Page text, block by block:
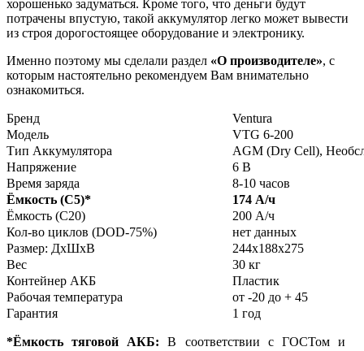
хорошенько задуматься. Кроме того, что деньги будут
потрачены впустую, такой аккумулятор легко может вывести
из строя дорогостоящее оборудование и электронику.
Именно поэтому мы сделали раздел «О производителе», с
которым настоятельно рекомендуем Вам внимательно
ознакомиться.
Бренд
Ventura
Модель
VTG 6-200
Тип Аккумулятора
AGM (Dry Cell),
Напряжение
6 В
Время заряда
8-10 часов
Ёмкость (С5)*
174 А/ч
Ёмкость (С20)
200 А/ч
Кол-во циклов (DOD-75%)
нет данных
Размер: ДхШхВ
244x188x275
Вес
30 кг
Контейнер АКБ
Пластик
Рабочая температура
от -20 до + 45
Гарантия
1 год
*Ёмкость тяговой АКБ:В соответствии с ГОСТом и